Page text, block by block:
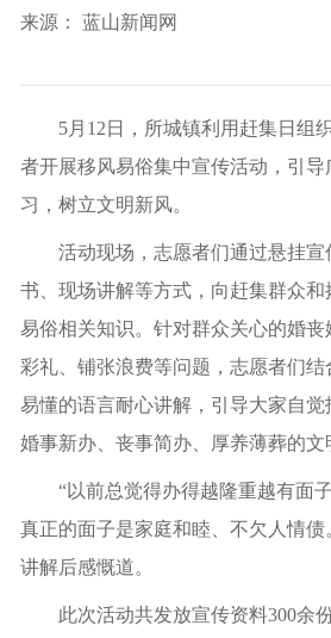
来源： 蓝山新闻网
5月12日，所城镇利用赶集日组
者开展移风易俗集中宣传活动，引
习，树立文明新风。
活动现场，志愿者们通过悬挂宣
书、现场讲解等方式，向赶集群众
易俗相关知识。针对群众关心的婚
彩礼、铺张浪费等问题，志愿者们
易懂的语言耐心讲解，引导大家自
婚事新办、丧事简办、厚养薄葬的文
“以前总觉得办得越隆重越有面
真正的面子是家庭和睦、不欠人情
讲解后感慨道。
此次活动共发放宣传资料300余